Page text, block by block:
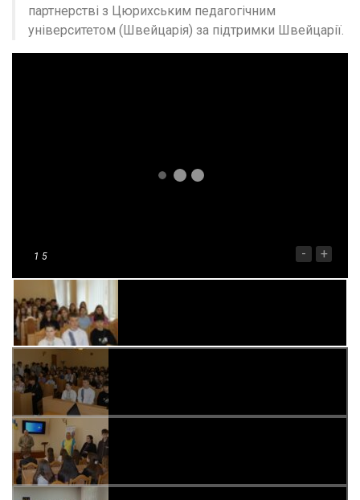
партнерстві з Цюрихським педагогічним
університетом (Швейцарія) за підтримки Швейцарії.
1 5 - +